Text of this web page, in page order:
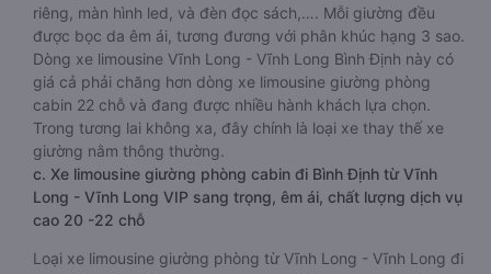
riêng, màn hình led, và đèn đọc sách,…. Mỗi giường đều
được bọc da êm ái, tương đương với phân khúc hạng 3 sao.
Dòng xe limousine Vĩnh Long - Vĩnh Long Bình Định này có
giá cả phải chăng hơn dòng xe limousine giường phòng
cabin 22 chỗ và đang được nhiều hành khách lựa chọn.
Trong tương lai không xa, đây chính là loại xe thay thế xe
giường nằm thông thường.
c. Xe limousine giường phòng cabin đi Bình Định từ Vĩnh
Long - Vĩnh Long VIP sang trọng, êm ái, chất lượng dịch vụ
cao 20 -22 chỗ
Loại xe limousine giường phòng từ Vĩnh Long - Vĩnh Long đi